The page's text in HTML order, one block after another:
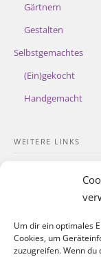
Um dir ein optimales
Cookies, um
zuzugreifen. Wenn du
Gärtnern
Gestalten
Selbstgemachtes
(Ein)gekocht
Handgemacht
WEITERE LINKS
Cookie-Richtlinie